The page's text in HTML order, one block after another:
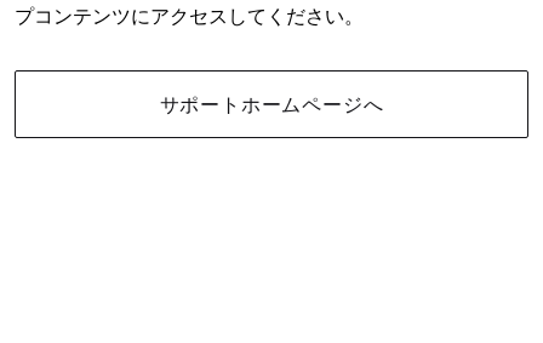
プコンテンツにアクセスしてください。
サポートホームページへ